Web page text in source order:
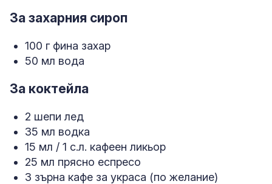
За захарния сироп
100 г фина захар
50 мл вода
За коктейла
2 шепи лед
35 мл водка
15 мл / 1 с.л. кафеен ликьор
25 мл прясно еспресо
3 зърна кафе за украса (по желание)